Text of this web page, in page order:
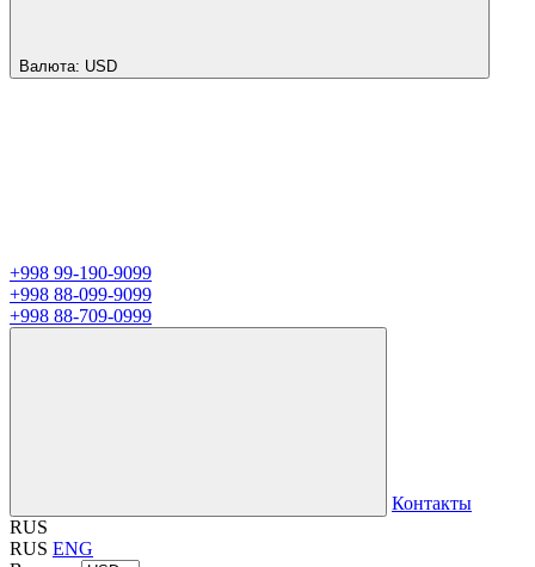
Валюта: USD
+998 99-190-9099
+998 88-099-9099
+998 88-709-0999
Контакты
RUS
RUS ENG